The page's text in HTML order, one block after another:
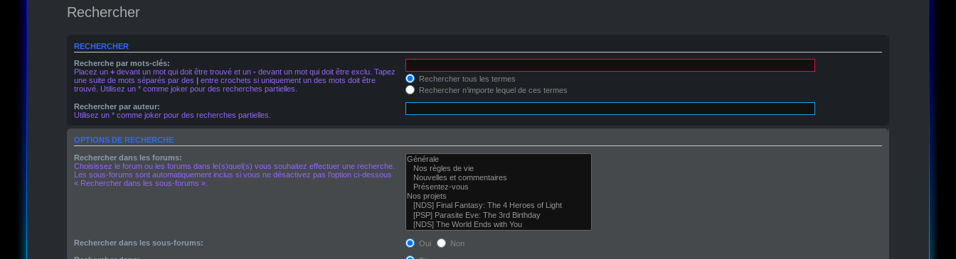
Rechercher
RECHERCHER
Recherche par mots-clés:
Placez un +devant un mot qui doit être trouvé et un -devant un mot qui doit être exclu. Tapez
une suite de mots séparés par des |entre crochets si uniquement un des mots doit être
trouvé. Utilisez un * comme joker pour des recherches partielles.
Rechercher tous les termes
Rechercher n’importe lequel de ces termes
Rechercher par auteur:
Utilisez un * comme joker pour des recherches partielles.
OPTIONS DE RECHERCHE
Rechercher dans les forums:
Choisissez le forum ou les forums dans le(s)quel(s) vous souhaitez effectuer une recherche.
Les sous-forums sont automatiquement inclus si vous ne désactivez pas l’option ci-dessous
« Rechercher dans les sous-forums ».
Rechercher dans les sous-forums: Oui
Non